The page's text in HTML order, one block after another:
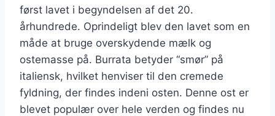
først lavet i begyndelsen af det 20.
århundrede. Oprindeligt blev den lavet som en
måde at bruge overskydende mælk og
ostemasse på. Burrata betyder “smør” på
italiensk, hvilket henviser til den cremede
fyldning, der findes indeni osten. Denne ost er
blevet populær over hele verden og findes nu